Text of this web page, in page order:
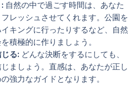
自然の中で過ごす時間は、あなた
レッシュさせてくれます。公園を
キングに行ったりするなど、自然
積極的に作りましょう。
る: どんな決断をするにしても、
ましょう。直感は、あなたが正し
強力なガイドとなります。